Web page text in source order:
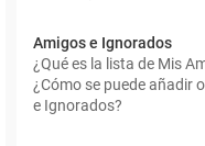
Amigos e Ignorados
¿Qué es la lista de Mis
¿Cómo se puede añadir
e Ignorados?